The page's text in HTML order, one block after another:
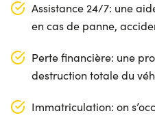
Assistance 24/7: une
en cas de panne,
Perte financière: une
destruction totale du
Immatriculation: on